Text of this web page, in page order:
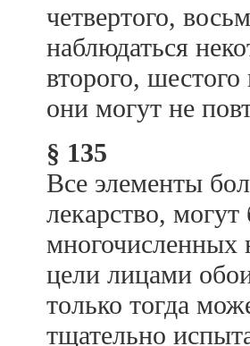
четвертого,
наблюдаться
второго, шестого
они могут не
§ 135
Все элементы
лекарство,
многочисленных
цели лицами
только тогда
тщательно